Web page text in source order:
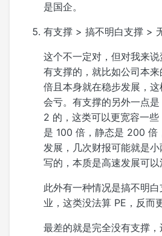
是国企。
有支撑 > 搞不明白支撑 >
这个不一定对，但对我来
有支撑的，就比如公司本
倍且本身就在稳步发展，
会亏。有支撑的另外一点
2 的，这类可以更宽容一
是 100 倍，静态是 200 倍
发展，几次财报可能就是
写的，本质是高速发展可以
此外有一种情况是搞不明
业，这类没法算 PE，反而
最差的就是完全没有支撑